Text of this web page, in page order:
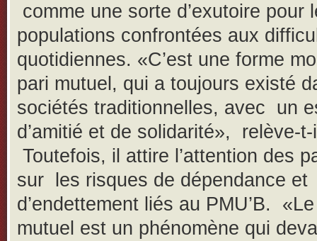
comme une sorte d’exutoire pour
populations confrontées aux
quotidiennes. «C’est une forme
pari mutuel, qui a toujours existé
sociétés traditionnelles, avec un
d’amitié et de solidarité», relève-t-
Toutefois, il attire l’attention des
sur les risques de dépendance et
d’endettement liés au PMU’B.
mutuel est un phénomène qui